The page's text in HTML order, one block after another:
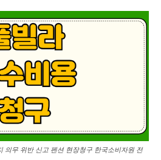
의무 위반 신고 펜션 현장청구 한국소비자원 전